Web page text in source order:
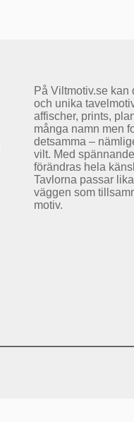
På Viltmotiv.se
och unika
affischer, prints,
många namn men
detsamma –
vilt. Med
förändras hela
Tavlorna passar
väggen som
motiv.